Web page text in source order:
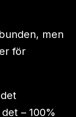
men
för
– 100%